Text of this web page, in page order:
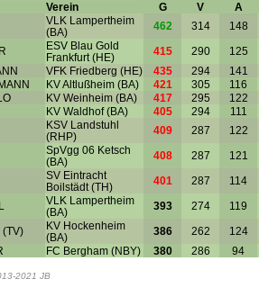
Verein G V A
VLK Lampertheim
(BA)
462 314 148
ESV Blau Gold
Frankfurt (HE)
415 290 125
VFK Friedberg (HE) 435 294 141
KV Altlußheim (BA) 421 305 116
KV Weinheim (BA) 417 295 122
KV Waldhof (BA) 405 294 111
KSV Landstuhl
(RHP)
409 287 122
SpVgg 06 Ketsch
(BA)
408 287 121
SV Eintracht
Boilstädt (TH)
401 287 114
VLK Lampertheim
(BA)
393 274 119
(TV)
KV Hockenheim
(BA)
386 262 124
FC Bergham (NBY) 380 286 94
2021 JB